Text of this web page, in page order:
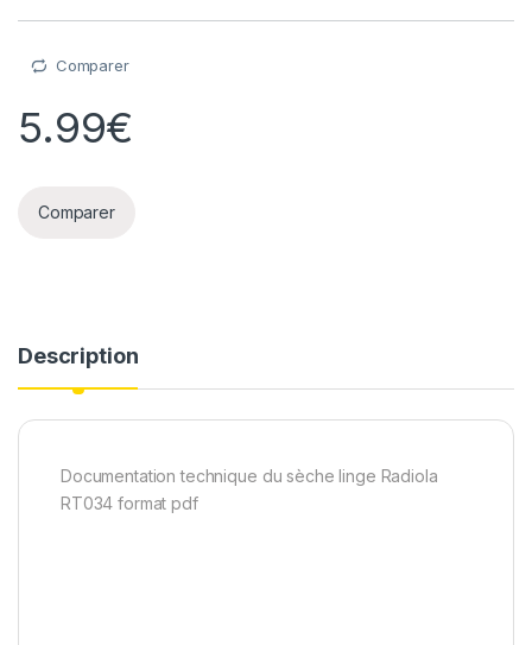
Comparer
5.99€
Comparer
Description
Documentation technique du sèche linge Radiola
RT034 format pdf